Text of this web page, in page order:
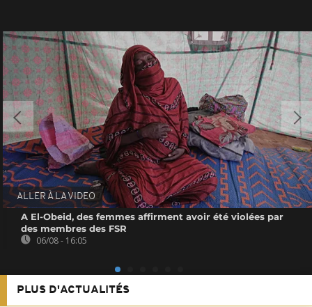
ALLER À LA VIDEO
A El-Obeid, des femmes affirment avoir été violées par
des membres des FSR
06/08 - 16:05
PLUS D'ACTUALITÉS